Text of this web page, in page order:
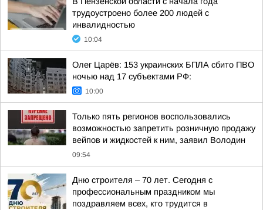
трудоустроено более 200 людей с
инвалидностью
10:04
Олег Царёв: 153 украинских БПЛА сбито ПВО
ночью над 17 субъектами РФ:
10:00
Только пять регионов воспользовались
возможностью запретить розничную продажу
вейпов и жидкостей к ним, заявил Володин
09:54
Дню строителя – 70 лет. Сегодня с
профессиональным праздником мы
поздравляем всех, кто трудится в